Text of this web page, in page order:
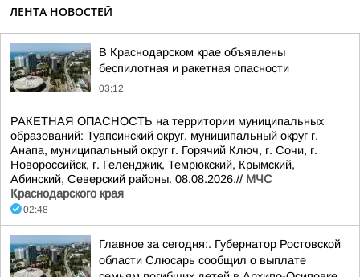
ЛЕНТА НОВОСТЕЙ
В Краснодарском крае объявлены
беспилотная и ракетная опасности
03:12
РАКЕТНАЯ ОПАСНОСТЬ на территории муниципальных
образований: Туапсинский округ, муниципальный округ г.
Анапа, муниципальный округ г. Горячий Ключ, г. Сочи, г.
Новороссийск, г. Геленджик, Темрюкский, Крымский,
Абинский, Северский районы. 08.08.2026.// МЧС
Краснодарского края
02:48
Главное за сегодня:. Губернатор Ростовской
области Слюсарь сообщил о выплате